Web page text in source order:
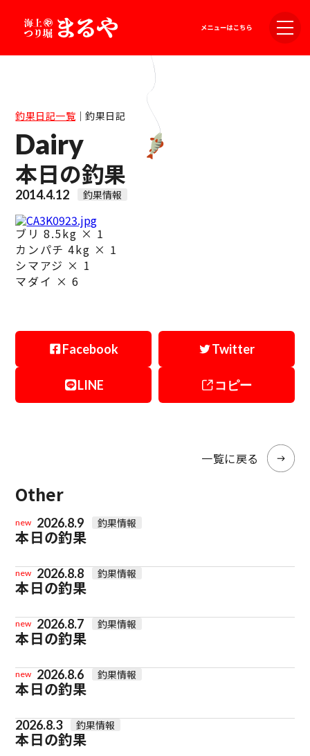
釣果日記一覧｜釣果日記
Dairy
本日の釣果
2014.4.12 釣果情報
ブリ 8.5kg × 1
カンパチ 4kg × 1
シマアジ × 1
マダイ × 6
Facebook Twitter
LINE コピー
一覧に戻る
Other
new 2026.8.9 釣果情報
本日の釣果
new 2026.8.8 釣果情報
本日の釣果
new 2026.8.7 釣果情報
本日の釣果
new 2026.8.6 釣果情報
本日の釣果
2026.8.3 釣果情報
本日の釣果